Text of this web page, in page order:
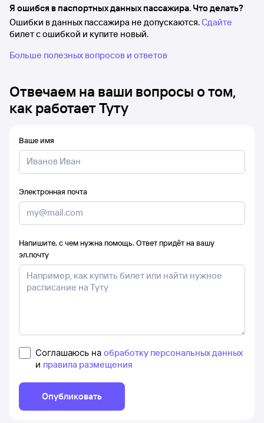
Я ошибся в паспортных данных пассажира. Что делать?
Ошибки в данных пассажира не допускаются.Сдайте
билет с ошибкой и купите новый.
Больше полезных вопросов и ответов
Отвечаем на ваши вопросы о том,
как работает Туту
Ваше имя
Электронная почта
Напишите, с чем нужна помощь. Ответ придёт на вашу
эл.почту
Соглашаюсь на обработку персональных данных
и правила размещения
Опубликовать